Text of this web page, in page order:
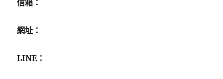
信箱：
網址：
LINE：